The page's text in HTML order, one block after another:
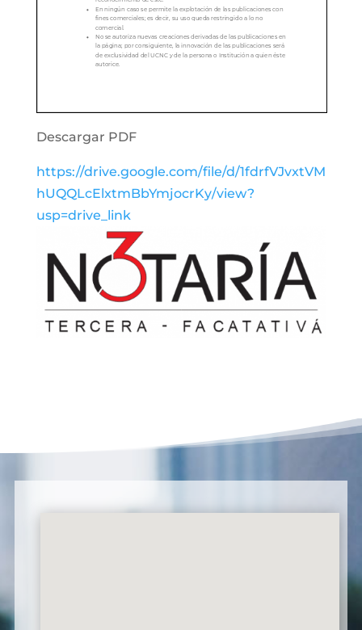
Descargar PDF
https://drive.google.com/file/d/1fdrfVJvxtVM
hUQQLcElxtmBbYmjocrKy/view?
usp=drive_link